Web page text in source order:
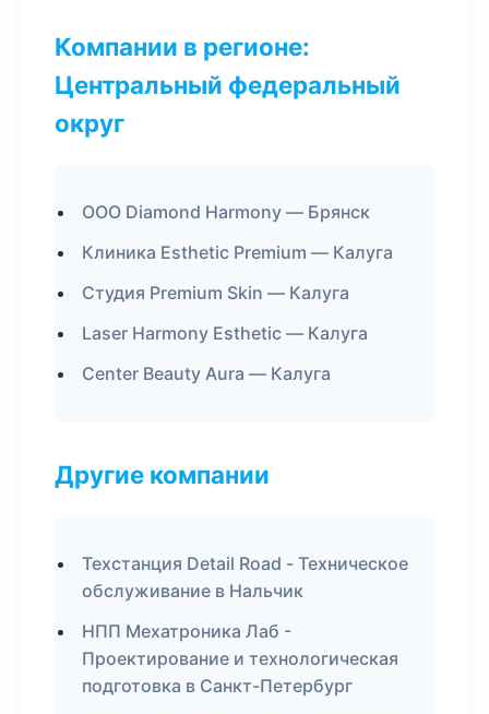
Компании в регионе:
Центральный федеральный
округ
ООО Diamond Harmony — Брянск
Клиника Esthetic Premium — Калуга
Студия Premium Skin — Калуга
Laser Harmony Esthetic — Калуга
Center Beauty Aura — Калуга
Другие компании
Техстанция Detail Road - Техническое
обслуживание в Нальчик
НПП Мехатроника Лаб -
Проектирование и технологическая
подготовка в Санкт-Петербург